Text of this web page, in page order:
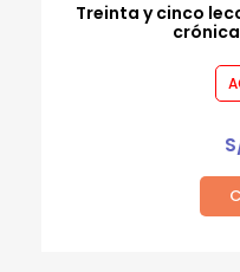
Treinta y cinco